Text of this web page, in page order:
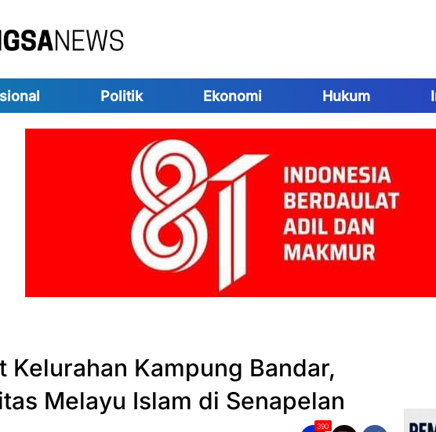
Politik Ekonomi Hukum
Kelurahan Kampung Bandar,
Melayu Islam di Senapelan
390